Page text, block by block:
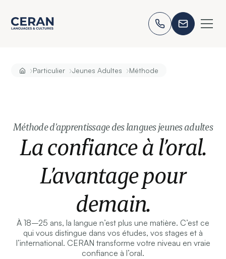
›Particulier ›Jeunes Adultes ›Méthode
Méthode d’apprentissage des langues jeunes adultes
La confiance à l’oral.
L’avantage pour
demain.
À 18–25 ans, la langue n’est plus une matière. C’est ce
qui vous distingue dans vos études, vos stages et à
l’international. CERAN transforme votre niveau en vraie
confiance à l’oral.